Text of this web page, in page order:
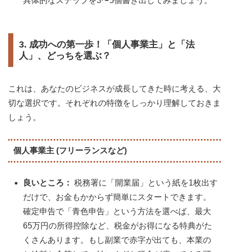
3. 成功への第一歩！「個人事業主」と「法
人」、どっちを選ぶ？
これは、あなたのビジネスが成長してきた時に考える、大
切な選択です。それぞれの特徴をしっかり理解しておきま
しょう。
個人事業主 (フリーランスなど)
良いところ： 税務署に「開業届」という紙を1枚出す
だけで、お金もかからず簡単にスタートできます。
確定申告で「青色申告」という方法を選べば、最大
65万円の所得控除など、税金がお得になる特典がた
くさんあります。もし副業で赤字が出ても、本業の